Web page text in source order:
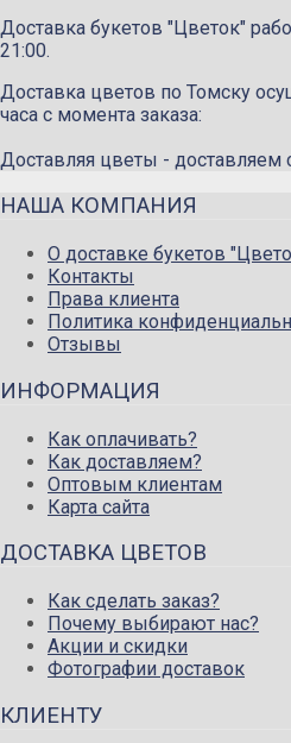
Доставка букетов "Цветок"
21:00.
Доставка цветов по Томску
часа с момента заказа:
Доставляя цветы - доставляем
НАША КОМПАНИЯ
О доставке букетов
Контакты
Права клиента
Политика
Отзывы
ИНФОРМАЦИЯ
Как оплачивать?
Как доставляем?
Оптовым клиентам
Карта сайта
ДОСТАВКА ЦВЕТОВ
Как сделать заказ?
Почему выбирают нас?
Акции и скидки
Фотографии доставок
КЛИЕНТУ